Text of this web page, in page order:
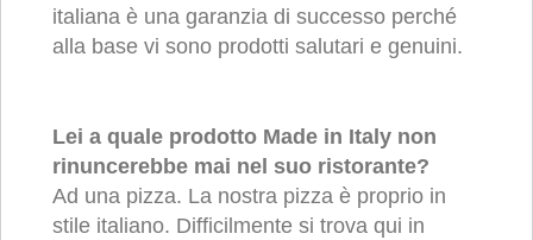
italiana è una garanzia di successo perché
alla base vi sono prodotti salutari e genuini.
Lei a quale prodotto Made in Italy non
rinuncerebbe mai nel suo ristorante?
Ad una pizza. La nostra pizza è proprio in
stile italiano. Difficilmente si trova qui in